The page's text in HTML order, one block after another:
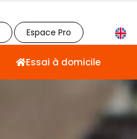
Espace Pro
Essai à domicile